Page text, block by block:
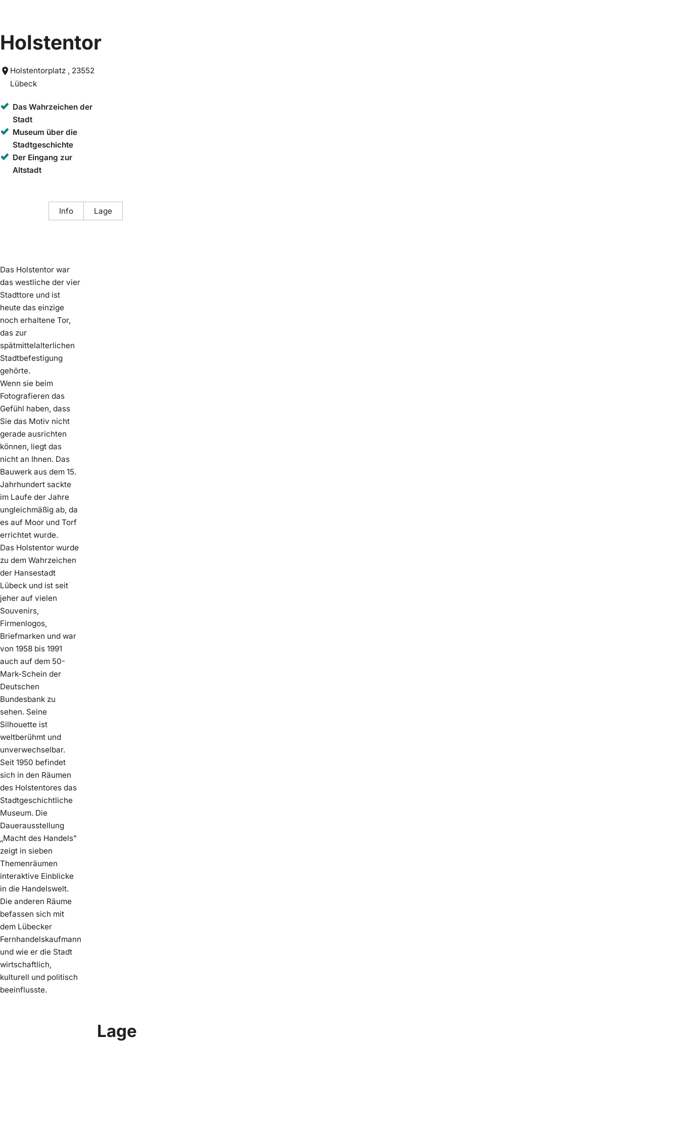
Holstentor
Holstentorplatz , 23552
Lübeck
Das Wahrzeichen der
Stadt
Museum über die
Stadtgeschichte
Der Eingang zur
Altstadt
Info Lage
Das Holstentor war
das westliche der vier
Stadttore und ist
heute das einzige
noch erhaltene Tor,
das zur
spätmittelalterlichen
Stadtbefestigung
gehörte.
Wenn sie beim
Fotografieren das
Gefühl haben, dass
Sie das Motiv nicht
gerade ausrichten
können, liegt das
nicht an Ihnen. Das
Bauwerk aus dem 15.
Jahrhundert sackte
im Laufe der Jahre
ungleichmäßig ab, da
es auf Moor und Torf
errichtet wurde.
Das Holstentor wurde
zu dem Wahrzeichen
der Hansestadt
Lübeck und ist seit
jeher auf vielen
Souvenirs,
Firmenlogos,
Briefmarken und war
von 1958 bis 1991
auch auf dem 50-
Mark-Schein der
Deutschen
Bundesbank zu
sehen. Seine
Silhouette ist
weltberühmt und
unverwechselbar.
Seit 1950 befindet
sich in den Räumen
des Holstentores das
Stadtgeschichtliche
Museum. Die
Dauerausstellung
„Macht des Handels"
zeigt in sieben
Themenräumen
interaktive Einblicke
in die Handelswelt.
Die anderen Räume
befassen sich mit
dem Lübecker
Fernhandelskaufmann
und wie er die Stadt
wirtschaftlich,
kulturell und politisch
beeinflusste.
Lage